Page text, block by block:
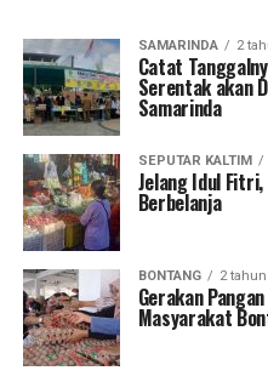
SAMARINDA 2
Catat
Serentak akan
Samarinda
SEPUTAR KALTIM
Jelang Idul
Berbelanja
BONTANG 2
Gerakan
Masyarakat